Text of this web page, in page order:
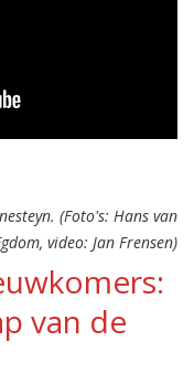
(Foto's: Hans van
video: Jan Frensen)
van de